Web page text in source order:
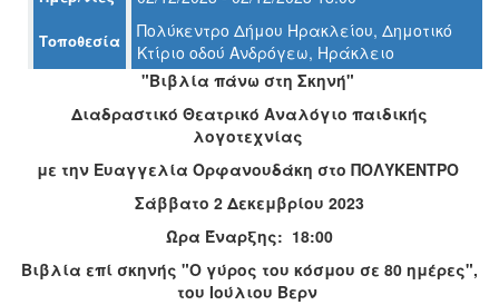
ΜΑΣ
ΠΟΛΗ
Τοποθεσία
Πολύκεντρο Δήμου Ηρακλείου, Δημοτικό
Κτίριο οδού Ανδρόγεω, Ηράκλειο
"Βιβλία πάνω στη Σκηνή"
Διαδραστικό Θεατρικό Αναλόγιο παιδικής
λογοτεχνίας
με την Ευαγγελία Ορφανουδάκη στο ΠΟΛΥΚΕΝΤΡΟ
Σάββατο 2 Δεκεμβρίου 2023
Ώρα Έναρξης: 18:00
Βιβλία επί σκηνής "Ο γύρος του κόσμου σε 80 ημέρες",
του Ιούλιου Βερν